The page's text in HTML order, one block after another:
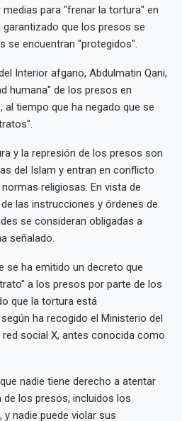
para "frenar la tortura" en
que los presos se
se encuentran "protegidos".
Interior afgano, Abdulmatin Qani,
humana" de los presos en
tiempo que ha negado que se
y la represión de los presos son
del Islam y entran en conflicto
religiosas. En vista de
las instrucciones y órdenes de
se consideran obligadas a
señalado.
se ha emitido un decreto que
a los presos por parte de los
que la tortura está
ha recogido el Ministerio del
social X, antes conocida como
nadie tiene derecho a atentar
de los presos, incluidos los
nadie puede violar sus